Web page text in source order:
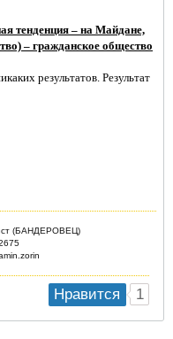
тенденция – на Майдане,
– гражданское общество
результатов. Результат
(БАНДЕРОВЕЦ)
Нравится 1